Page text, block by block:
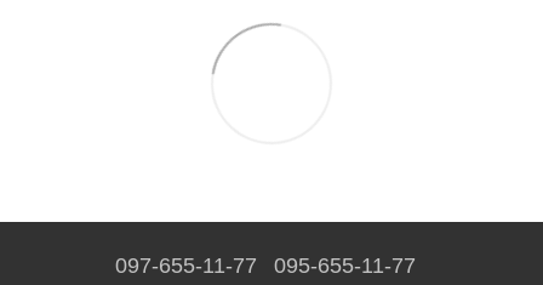
097-655-11-77 095-655-11-77